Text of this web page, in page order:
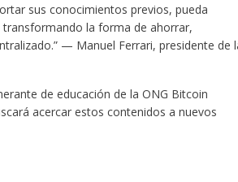
sus conocimientos previos, pueda
la forma de ahorrar,
— Manuel Ferrari, presidente de
de educación de la ONG Bitcoin
acercar estos contenidos a nuevos